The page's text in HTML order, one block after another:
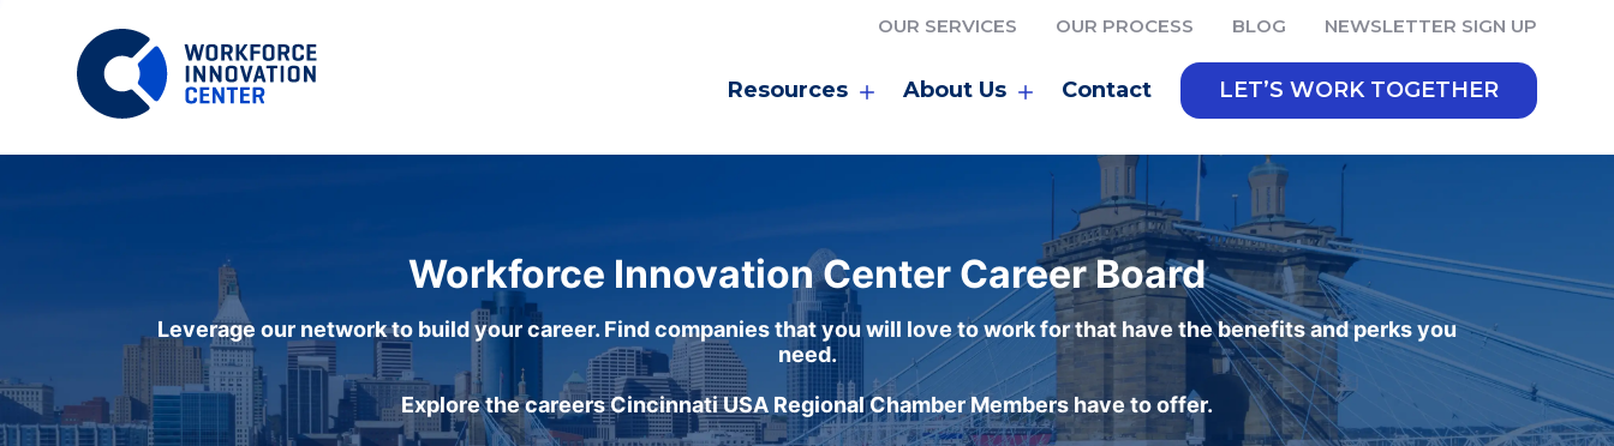
OUR SERVICES OUR PROCESS BLOG NEWSLETTER SIGN UP
Resources About Us Contact LET’S WORK TOGETHER
Workforce Innovation Center Career Board
Leverage our network to build your career. Find companies that you will love to work for that have the benefits and perks you
need.
Explore the careers Cincinnati USA Regional Chamber Members have to offer.